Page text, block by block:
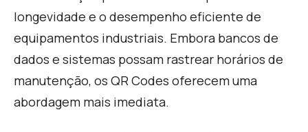
longevidade e o desempenho eficiente de
equipamentos industriais. Embora bancos de
dados e sistemas possam rastrear horários de
manutenção, os QR Codes oferecem uma
abordagem mais imediata.